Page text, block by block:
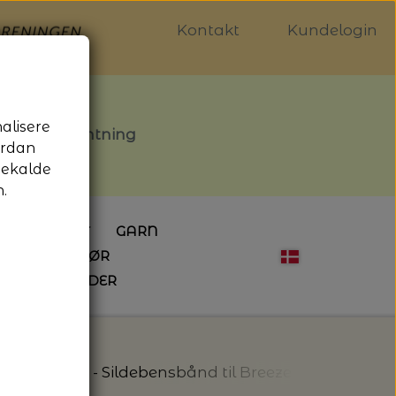
Kontakt Kundelogin
afhentning
GARN
SYTILBEHØR
ÅBNINGSTIDER
PetiteKnit - Sildebensbånd til Breeze bag